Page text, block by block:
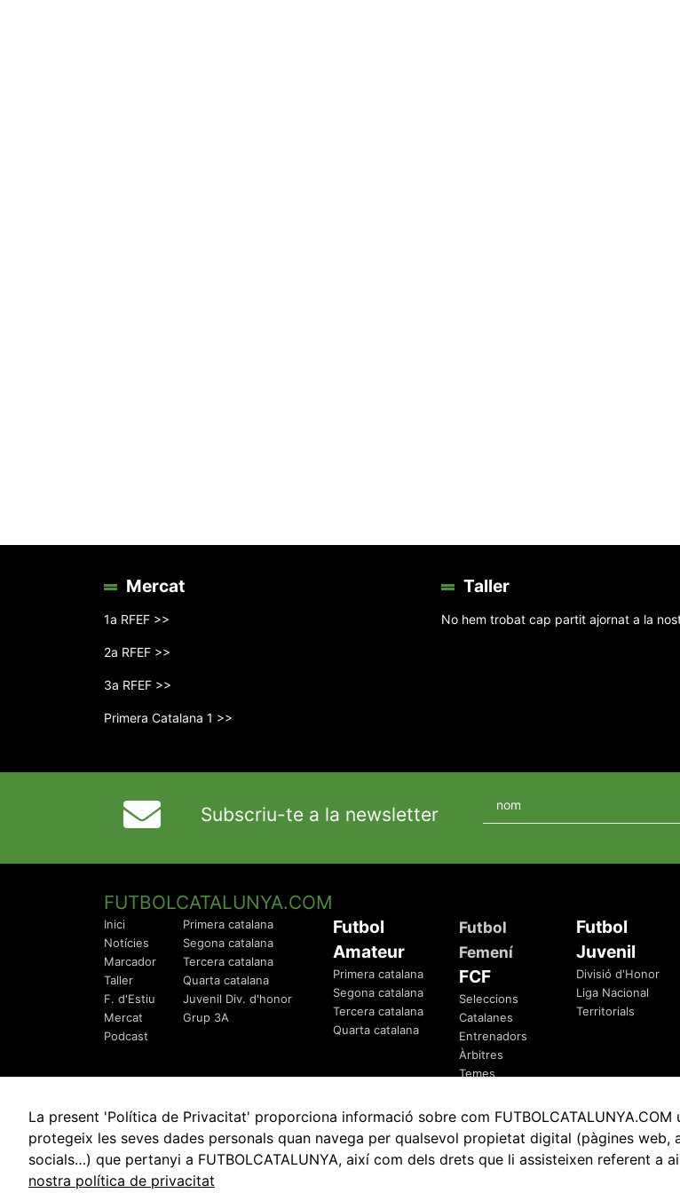
Mercat
1a RFEF >>
2a RFEF >>
3a RFEF >>
Primera Catalana 1 >>
Taller
No hem trobat cap partit ajornat a la
Subscriu-te a la newsletter
FUTBOLCATALUNYA.COM
Inici
Notícies
Marcador
Taller
F. d'Estiu
Mercat
Podcast
Primera catalana
Segona catalana
Tercera catalana
Quarta catalana
Juvenil Div. d'honor
Grup 3A
Futbol
Amateur
Primera catalana
Segona catalana
Tercera catalana
Quarta catalana
Futbol
Femení
FCF
Seleccions
Catalanes
Entrenadors
Àrbitres
Temes
Futbol
Juvenil
Divisió d'Honor
Liga Nacional
Territorials
© 2010 - 2026 FutbolCatalunya.com Avis Legal Política de Privacitat
La present 'Política de Privacitat' proporciona informació sobre com FUTBOLCATALUNYA.COM
protegeix les seves dades personals quan navega per qualsevol propietat digital (pàgines web,
socials…) que pertanyi a FUTBOLCATALUNYA, així com dels drets que li assisteixen referent a
nostra política de privacitat